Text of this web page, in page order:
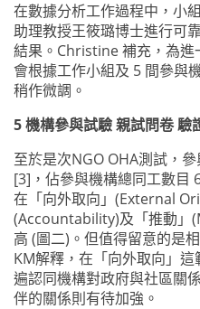
在數據分析工作過程中，小
助理教授王筱璐博士進行可
結果。Christine 補充，為進
會根據工作小組及 5 間參與
稍作微調。
5 機構參與試驗 親試問卷 驗
至於是次NGO OHA測試，
[3]，佔參與機構總同工數目
在「向外取向」(External
(Accountability)及「推動」
高 (圖二)。但值得留意的是
KM解釋，在「向外取向」
遍認同機構對政府與社區關
伴的關係則有待加強。